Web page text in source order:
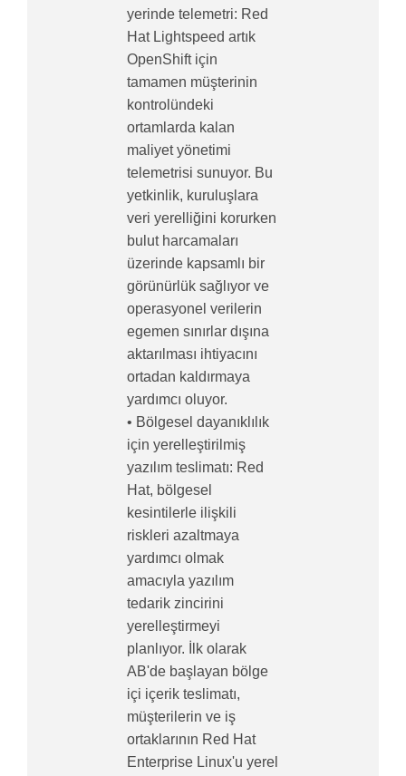
yerinde telemetri: Red
Hat Lightspeed artık
OpenShift için
tamamen müşterinin
kontrolündeki
ortamlarda kalan
maliyet yönetimi
telemetrisi sunuyor. Bu
yetkinlik, kuruluşlara
veri yerelliğini korurken
bulut harcamaları
üzerinde kapsamlı bir
görünürlük sağlıyor ve
operasyonel verilerin
egemen sınırlar dışına
aktarılması ihtiyacını
ortadan kaldırmaya
yardımcı oluyor.
• Bölgesel dayanıklılık
için yerelleştirilmiş
yazılım teslimatı: Red
Hat, bölgesel
kesintilerle ilişkili
riskleri azaltmaya
yardımcı olmak
amacıyla yazılım
tedarik zincirini
yerelleştirmeyi
planlıyor. İlk olarak
AB'de başlayan bölge
içi içerik teslimatı,
müşterilerin ve iş
ortaklarının Red Hat
Enterprise Linux'u yerel